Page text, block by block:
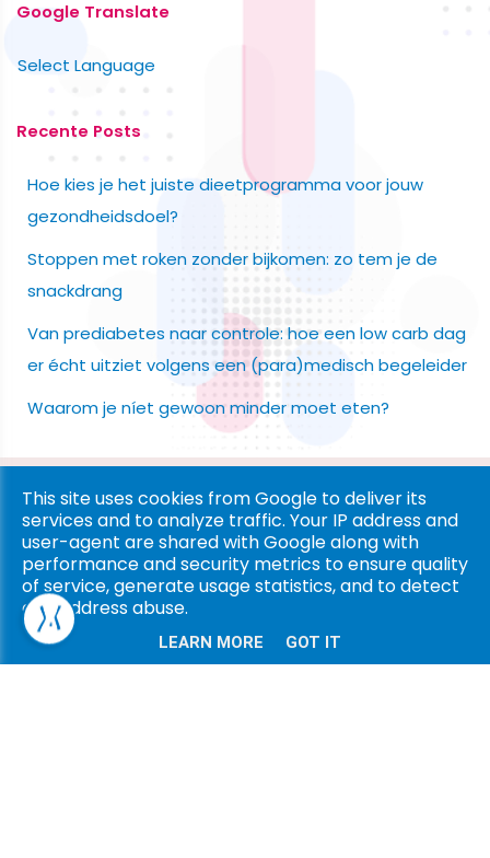
Google Translate
Select Language
Recente Posts
Hoe kies je het juiste dieetprogramma voor jouw
gezondheidsdoel?
Stoppen met roken zonder bijkomen: zo tem je de
snackdrang
Van prediabetes naar controle: hoe een low carb dag
er écht uitziet volgens een (para)medisch begeleider
Waarom je níet gewoon minder moet eten?
Copyright © 2026 Ligna Pharma. All rights reserved. |
& Cookies|UP-TO-DATE WebDesign
This site uses cookies from Google to deliver its
services and to analyze traffic. Your IP address and
user-agent are shared with Google along with
performance and security metrics to ensure quality
of service, generate usage statistics, and to detect
and address abuse.
LEARN MORE GOT IT